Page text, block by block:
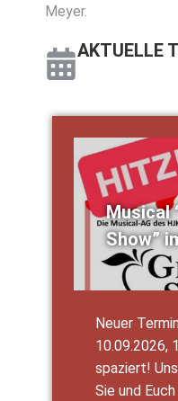
Mey­er.
AKTU­EL­LE
Musi­cal
Show”
Neu­er
10.09.2026,
spa­ziert!
Sie und